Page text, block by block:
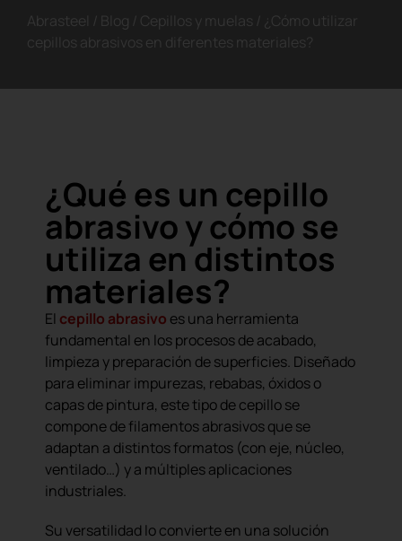
Abrasteel / Blog / Cepillos y muelas / ¿Cómo utilizar
cepillos abrasivos en diferentes materiales?
¿Qué es un cepillo
abrasivo y cómo se
utiliza en distintos
materiales?
El cepillo abrasivo es una herramienta
fundamental en los procesos de acabado,
limpieza y preparación de superficies. Diseñado
para eliminar impurezas, rebabas, óxidos o
capas de pintura, este tipo de cepillo se
compone de filamentos abrasivos que se
adaptan a distintos formatos (con eje, núcleo,
ventilado…) y a múltiples aplicaciones
industriales.
Su versatilidad lo convierte en una solución